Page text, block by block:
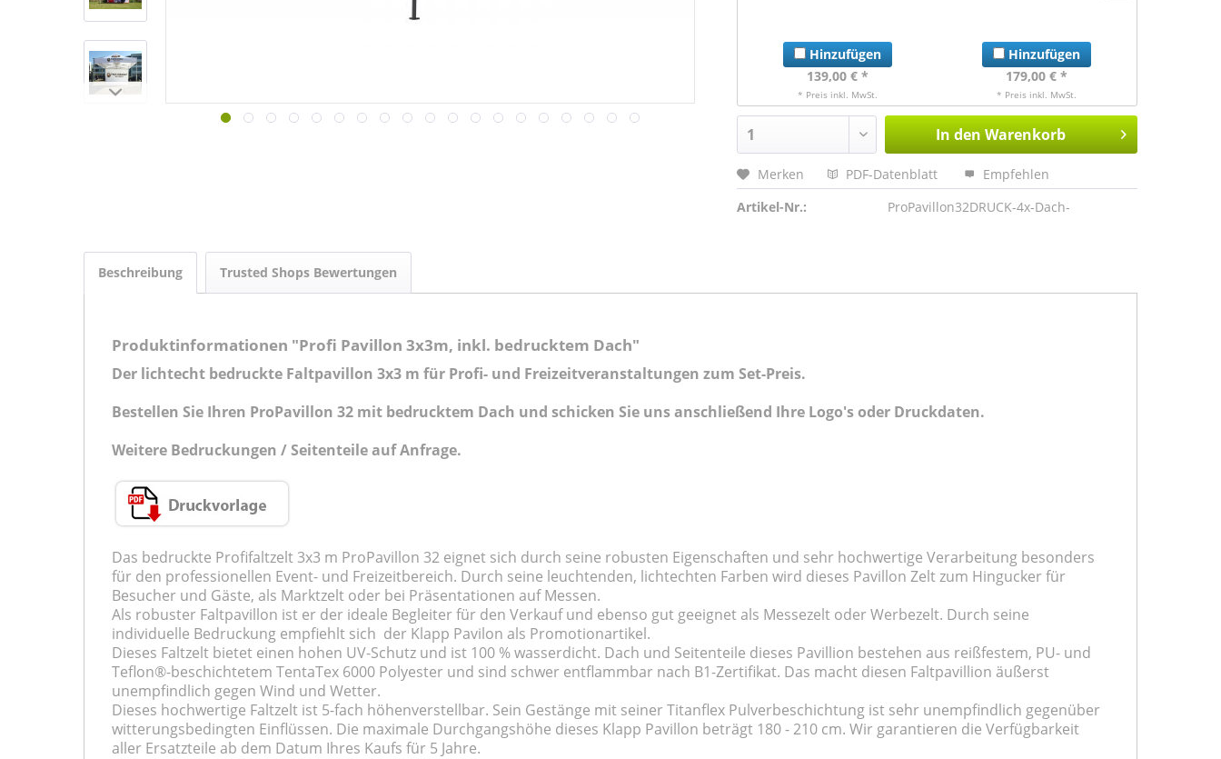
Hinzufügen
139,00 € *
* Preis inkl. MwSt.
Hinzufügen
179,00 € *
* Preis inkl. MwSt.
In den Warenkorb
Merken PDF-Datenblatt
Empfehlen
Artikel-Nr.:
ProPavillon32DRUCK-4x-Dach-
Beschreibung Trusted Shops Bewertungen
Produktinformationen "Profi Pavillon 3x3m, inkl. bedrucktem Dach"
Der lichtecht bedruckte Faltpavillon 3x3 m für Profi- und Freizeitveranstaltungen zum Set-Preis.
Bestellen Sie Ihren ProPavillon 32 mit bedrucktem Dach und schicken Sie uns anschließend Ihre Logo's oder Druckdaten.
Weitere Bedruckungen / Seitenteile auf Anfrage.
Das bedruckte Profifaltzelt 3x3 m ProPavillon 32 eignet sich durch seine robusten Eigenschaften und sehr hochwertige Verarbeitung besonders
für den professionellen Event- und Freizeitbereich. Durch seine leuchtenden, lichtechten Farben wird dieses Pavillon Zelt zum Hingucker für
Besucher und Gäste, als Marktzelt oder bei Präsentationen auf Messen.
Als robuster Faltpavillon ist er der ideale Begleiter für den Verkauf und ebenso gut geeignet als Messezelt oder Werbezelt. Durch seine
individuelle Bedruckung empfiehlt sich der Klapp Pavilon als Promotionartikel.
Dieses Faltzelt bietet einen hohen UV-Schutz und ist 100 % wasserdicht. Dach und Seitenteile dieses Pavillion bestehen aus reißfestem, PU- und
Teflon®-beschichtetem TentaTex 6000 Polyester und sind schwer entflammbar nach B1-Zertifikat. Das macht diesen Faltpavillion äußerst
unempfindlich gegen Wind und Wetter.
Dieses hochwertige Faltzelt ist 5-fach höhenverstellbar. Sein Gestänge mit seiner Titanflex Pulverbeschichtung ist sehr unempfindlich gegenüber
witterungsbedingten Einflüssen. Die maximale Durchgangshöhe dieses Klapp Pavillon beträgt 180 - 210 cm. Wir garantieren die Verfügbarkeit
aller Ersatzteile ab dem Datum Ihres Kaufs für 5 Jahre.